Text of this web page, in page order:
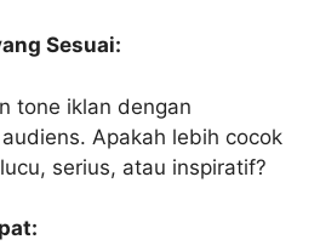
Sesuai:
tone iklan dengan
Apakah lebih cocok
serius, atau inspiratif?